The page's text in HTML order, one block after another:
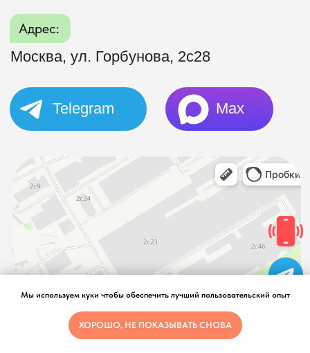
Мы используем куки чтобы обеспечить лучший пользовательский опыт
ХОРОШО, НЕ ПОКАЗЫВАТЬ СНОВА